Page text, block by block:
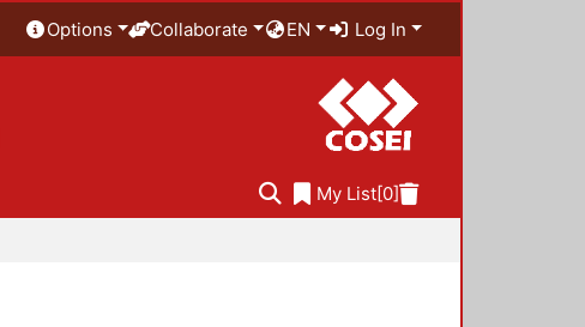
Options Collaborate EN Log In
My List[0]